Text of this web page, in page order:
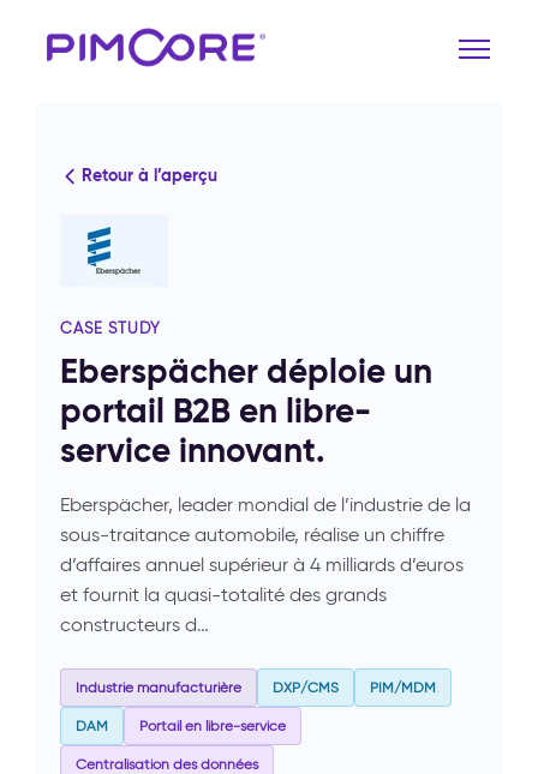
Retour à l’aperçu
CASE STUDY
Eberspächer déploie un
portail B2B en libre-
service innovant.
Eberspächer, leader mondial de l’industrie de la
sous-traitance automobile, réalise un chiffre
d’affaires annuel supérieur à 4 milliards d’euros
et fournit la quasi-totalité des grands
constructeurs d…
Industrie manufacturière DXP/CMS PIM/MDM
DAM Portail en libre-service
Centralisation des données